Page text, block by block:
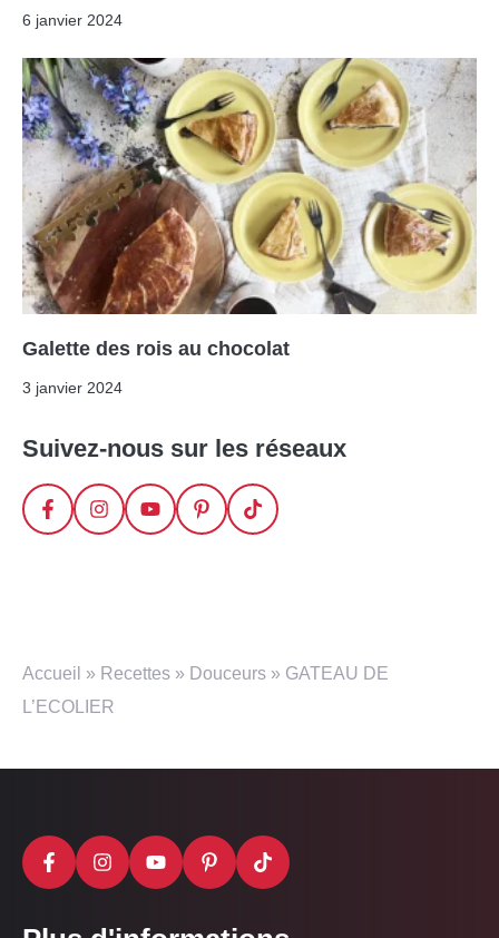
6 janvier 2024
Galette des rois au chocolat
3 janvier 2024
Suivez-nous sur les réseaux
Accueil » Recettes » Douceurs » GATEAU DE
L’ECOLIER